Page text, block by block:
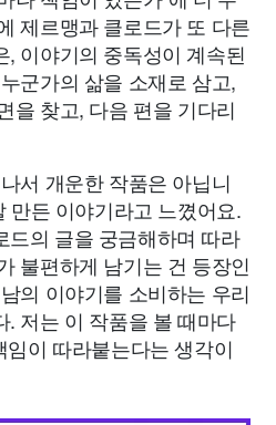
제르맹과 클로드가 또 다른
, 이야기의 중독성이 계속된
군가의 삶을 소재로 삼고,
을 찾고, 다음 편을 기다리
서 개운한 작품은 아닙니
만든 이야기라고 느꼈어요.
드의 글을 궁금해하며 따라
불편하게 남기는 건 등장인
의 이야기를 소비하는 우리
. 저는 이 작품을 볼 때마다
임이 따라붙는다는 생각이